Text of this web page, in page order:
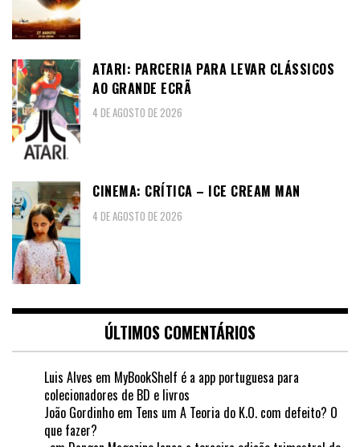
ATARI: PARCERIA PARA LEVAR CLÁSSICOS
AO GRANDE ECRÃ
4 DE AGOSTO DE 2026
CINEMA: CRÍTICA – ICE CREAM MAN
4 DE AGOSTO DE 2026
ÚLTIMOS COMENTÁRIOS
Luis Alves em MyBookShelf é a app portuguesa para
colecionadores de BD e livros
João Gordinho em Tens um A Teoria do K.O. com defeito? O
que fazer?